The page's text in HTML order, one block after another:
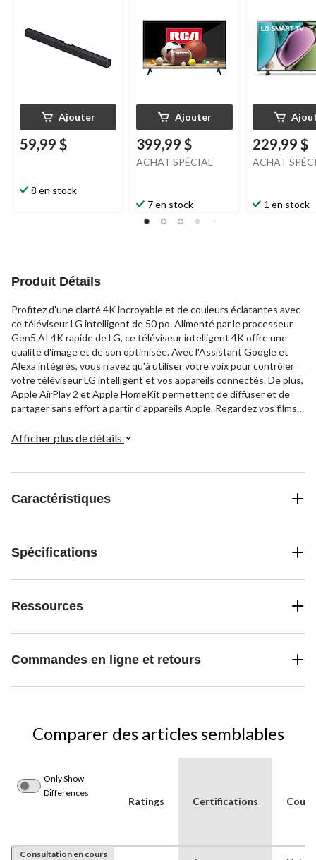
Ajouter
59,99 $
8 en stock
Ajouter
399,99 $
ACHAT SPÉCIAL
7 en stock
chaînes LG,
229,99 $
ACHAT
1 en stock
Produit Détails
Profitez d'une clarté 4K incroyable et de couleurs éclatantes avec
ce téléviseur LG intelligent de 50 po. Alimenté par le processeur
Gen5 AI 4K rapide de LG, ce téléviseur intelligent 4K offre une
qualité d'image et de son optimisée. Avec l'Assistant Google et
Alexa intégrés, vous n'avez qu'à utiliser votre voix pour contrôler
votre téléviseur LG intelligent et vos appareils connectés. De plus,
Apple AirPlay 2 et Apple HomeKit permettent de diffuser et de
partager sans effort à partir d'appareils Apple. Regardez vos films,
4K sur le grand écran de 50 po. La plateforme webOS de LG facilite
50UQ7590PUB de 50 po de LG offre une expérience de
divertissement immersive.
Afficher plus de détails
Caractéristiques
Spécifications
Ressources
Commandes en ligne et retours
Comparer des articles semblables
Only Show
Differences
Ratings Certifications
Consultation en cours